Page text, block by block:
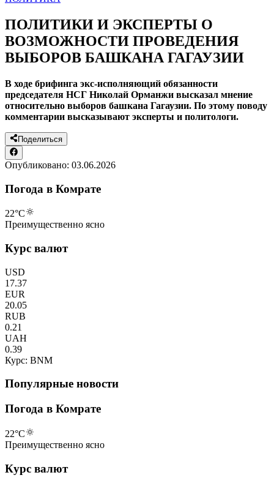
ПОЛИТИКИ И ЭКСПЕРТЫ О
ВОЗМОЖНОСТИ ПРОВЕДЕНИЯ
ВЫБОРОВ БАШКАНА ГАГАУЗИИ
В ходе брифинга экс-исполняющий обязанности
председателя НСГ Николай Орманжи высказал мнение
относительно выборов башкана Гагаузии. По этому поводу
комментарии высказывают эксперты и политологи.
Поделиться
Опубликовано: 03.06.2026
Погода в Комрате
22°C
Преимущественно ясно
Курс валют
USD
17.37
EUR
20.05
RUB
0.21
UAH
0.39
Курс: BNM
Популярные новости
Погода в Комрате
22°C
Преимущественно ясно
Курс валют